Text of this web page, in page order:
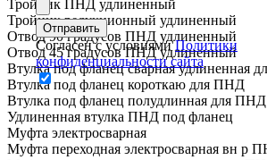
Тройник ПНД удлиненный
Тройник редукционный удлиненный
Отвод 90 градусов ПНД удлиненный
Отвод 45 градусов ПНД удлиненный
Втулка под фланец сварная удлиненная
Втулка под фланец короткаю для ПНД
Втулка под фланец полудлинная для ПНД
Удлиненная втулка ПНД под фланец
Муфта электросварная
Муфта переходная электросварная вн р
Согласен с условиямиПолитики
конфиденциальности сайта